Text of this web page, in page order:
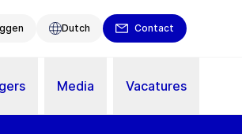
Dutch Contact
Media Vacatures